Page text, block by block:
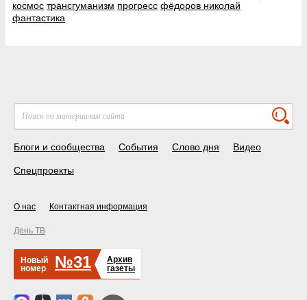
космос трансгуманизм прогресс фёдоров николай
фантастика
Блоги и сообщества События Слово дня Видео
Спецпроекты
О нас Контактная информация
День ТВ
Новый
номер
№31
Архив
газеты